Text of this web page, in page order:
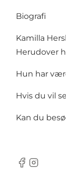
Biografi
Kamilla
Herudover
Hun har
Hvis du vil
Kan du
Facebook
Instagram